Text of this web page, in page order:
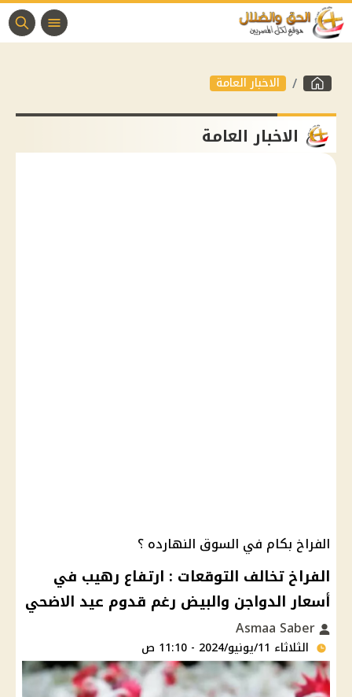
الاخبار العامة
الاخبار العامة
الفراخ بكام في السوق النهارده ؟
الفراخ تخالف التوقعات : ارتفاع رهيب في
أسعار الدواجن والبيض رغم قدوم عيد الاضحي
الثلاثاء 11/يونيو/2024 - 11:10 ص